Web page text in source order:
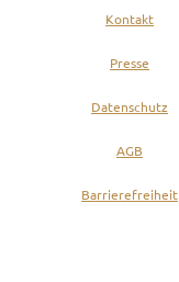
Kontakt
Presse
Datenschutz
AGB
Barrierefreiheit